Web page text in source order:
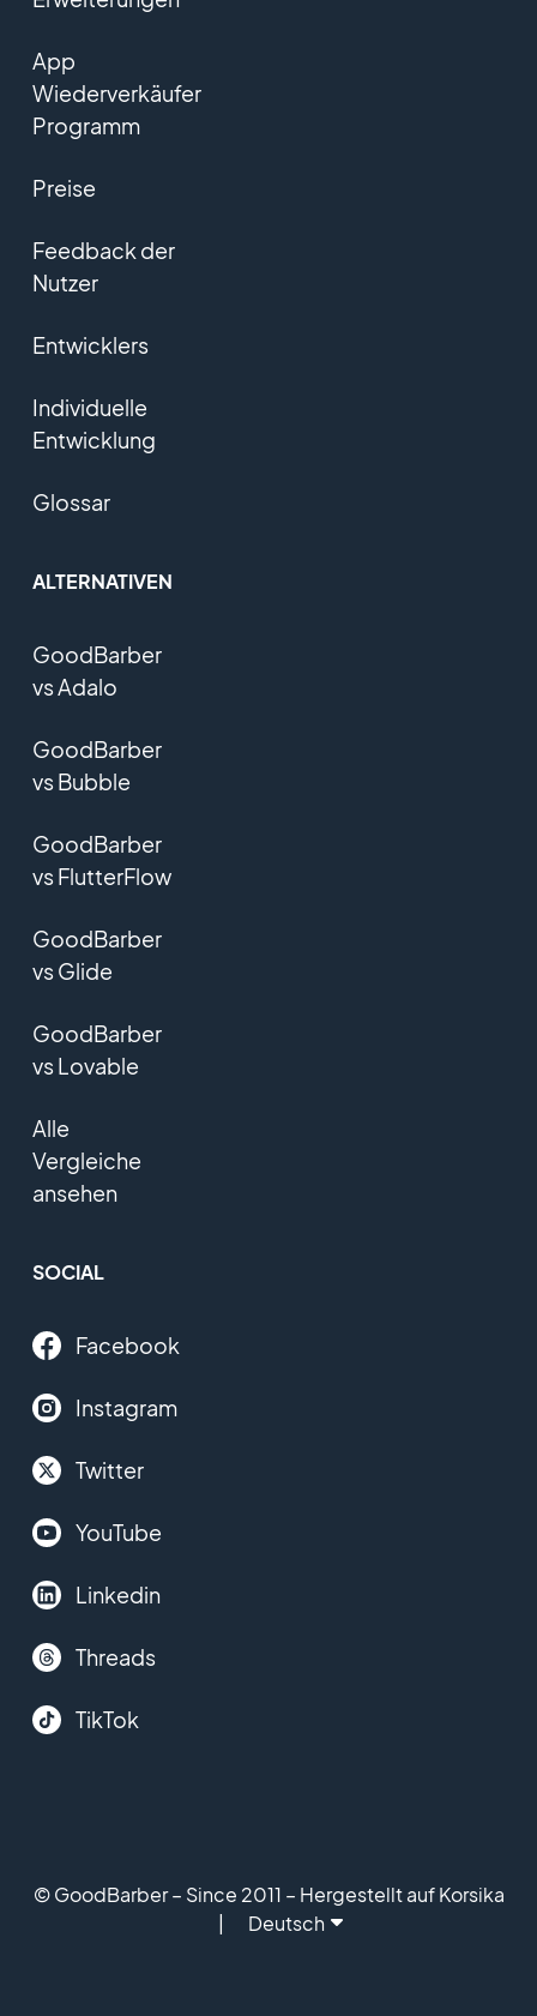
App
Wiederverkäufer
Programm
Preise
Feedback der
Nutzer
Entwicklers
Individuelle
Entwicklung
Glossar
ALTERNATIVEN
GoodBarber
vs Adalo
GoodBarber
vs Bubble
GoodBarber
vs FlutterFlow
GoodBarber
vs Glide
GoodBarber
vs Lovable
Alle
Vergleiche
ansehen
SOCIAL
Facebook
Instagram
Twitter
YouTube
Linkedin
Threads
TikTok
© GoodBarber – Since 2011 – Hergestellt auf Korsika
Deutsch